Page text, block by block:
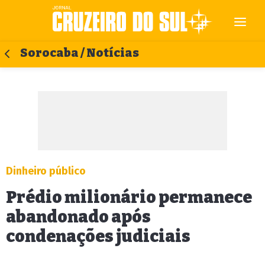
Sorocaba / Notícias
Dinheiro público
Prédio milionário permanece
abandonado após
condenações judiciais